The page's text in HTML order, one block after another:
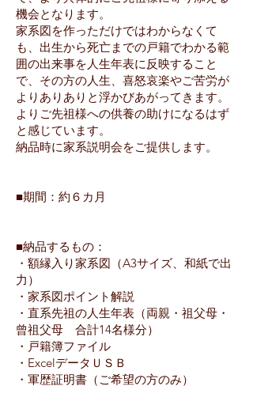
機会となります。
家系図を作っただけではわからなくて
も、出生から死亡までの戸籍でわかる範
囲の出来事を人生年表に反映すること
で、その方の人生、喜怒哀楽やご苦労が
よりありありと浮かびあがってきます。
​よりご先祖様への供養の助けになるはず
と感じています。
納品時に家系説明会をご提供します。
■期間：約６カ月
■納品するもの：
・額縁入り家系図（A3サイズ、和紙で出
力）
・家系図ポイント解説
・直系先祖の人生年表（両親・祖父母・
曾祖父母 合計14名様分）
・戸籍簿ファイル
・ExcelデータＵＳＢ
・軍歴証明書（ご希望の方のみ）